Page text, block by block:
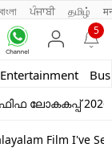
বাংলা ਪੰਜਾਬੀ தமிழ்
5
Entertainment
ഫിഫ ലോകകപ്പ് 2026
Film I've